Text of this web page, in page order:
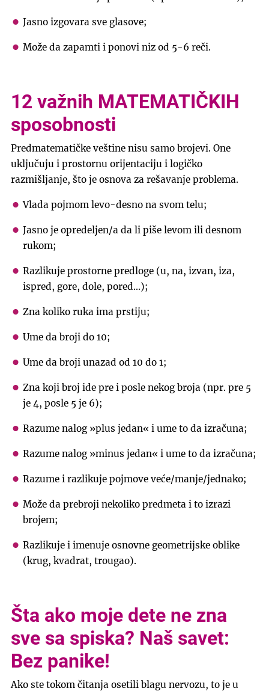
Jasno izgovara sve glasove;
Može da zapamti i ponovi niz od 5-6 reči.
12 važnih MATEMATIČKIH
sposobnosti
Predmatematičke veštine nisu samo brojevi. One
uključuju i prostornu orijentaciju i logičko
razmišljanje, što je osnova za rešavanje problema.
Vlada pojmom levo-desno na svom telu;
Jasno je opredeljen/a da li piše levom ili desnom
rukom;
Razlikuje prostorne predloge (u, na, izvan, iza,
ispred, gore, dole, pored...);
Zna koliko ruka ima prstiju;
Ume da broji do 10;
Ume da broji unazad od 10 do 1;
Zna koji broj ide pre i posle nekog broja (npr. pre 5
je 4, posle 5 je 6);
Razume nalog »plus jedan« i ume to da izračuna;
Razume nalog »minus jedan« i ume to da izračuna;
Razume i razlikuje pojmove veće/manje/jednako;
Može da prebroji nekoliko predmeta i to izrazi
brojem;
Razlikuje i imenuje osnovne geometrijske oblike
(krug, kvadrat, trougao).
Šta ako moje dete ne zna
sve sa spiska? Naš savet:
Bez panike!
Ako ste tokom čitanja osetili blagu nervozu, to je u